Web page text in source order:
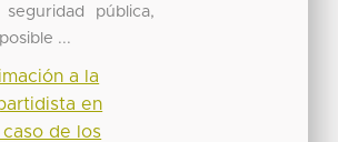
pública,
...
a la
en
de los